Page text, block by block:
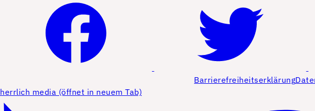
Barrierefreiheitserklärung
herrlich media (öffnet in neuem Tab)